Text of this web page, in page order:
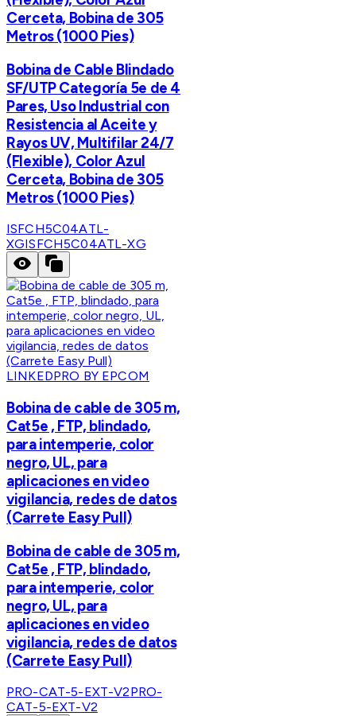
Cerceta, Bobina de 305
Metros (1000 Pies)
Bobina de Cable Blindado
SF/UTP Categoría 5e de 4
Pares, Uso Industrial con
Resistencia al Aceite y
Rayos UV, Multifilar 24/7
(Flexible), Color Azul
Cerceta, Bobina de 305
Metros (1000 Pies)
ISFCH5C04ATL-
XGISFCH5C04ATL-XG
LINKEDPRO BY EPCOM
Bobina de cable de 305 m,
Cat5e , FTP, blindado,
para intemperie, color
negro, UL, para
aplicaciones en video
vigilancia, redes de datos
(Carrete Easy Pull)
Bobina de cable de 305 m,
Cat5e , FTP, blindado,
para intemperie, color
negro, UL, para
aplicaciones en video
vigilancia, redes de datos
(Carrete Easy Pull)
PRO-CAT-5-EXT-V2PRO-
CAT-5-EXT-V2